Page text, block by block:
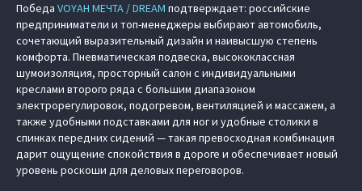
Победа VOYAH МЕЧТА / DREAM подтверждает: российские
предприниматели и топ-менеджеры выбирают автомобиль,
сочетающий выразительный дизайн и наивысшую степень
комфорта. Пневматическая подвеска, высококлассная
шумоизоляция, просторный салон с индивидуальными
креслами второго ряда с большим диапазоном
электрорегулировок, подогревом, вентиляцией и массажем, а
также удобными подставками для ног и удобные столики в
спинках передних сидений — такая превосходная комбинация
дарит ощущение спокойствия в дороге и обеспечивает новый
уровень роскоши для деловых переговоров.